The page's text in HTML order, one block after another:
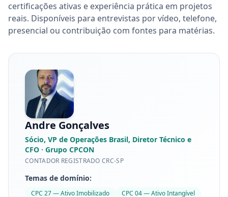
certificações ativas e experiência prática em projetos
reais. Disponíveis para entrevistas por vídeo, telefone,
presencial ou contribuição com fontes para matérias.
Andre Gonçalves
Sócio, VP de Operações Brasil, Diretor Técnico e
CFO · Grupo CPCON
CONTADOR REGISTRADO CRC-SP
Temas de domínio:
CPC 27 — Ativo Imobilizado
CPC 04 — Ativo Intangível